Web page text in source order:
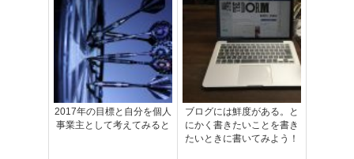
2017年の目標と自分を個人
事業主として考えてみると
ブログには鮮度がある。と
にかく書きたいことを書き
たいときに書いてみよう！